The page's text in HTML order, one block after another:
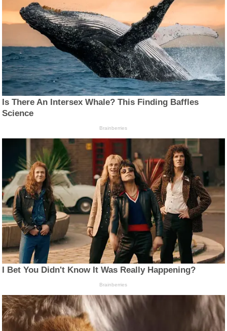
Is There An Intersex Whale? This Finding Baffles
Science
Brainberries
I Bet You Didn't Know It Was Really Happening?
Brainberries